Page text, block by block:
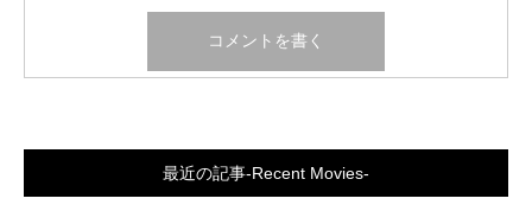
最近の記事-Recent Movies-